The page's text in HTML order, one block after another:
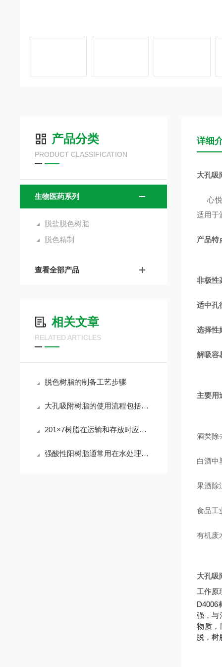
产品分类
PRODUCT CLASSIFICATION
生物医药系列
脱盐脱色树脂
脱色精制
查看全部产品
相关文章
RELATED ARTICLES
脱色树脂的制备工艺步骤
大孔吸附树脂的使用流程包括哪些步骤
201×7树脂在运输和存放时应以湿态保养
强酸性阳树脂通常用在水处理和化学过程等领域
详细
大孔吸
心悦
适用于
产品特
非极性
适中孔
选择性
解吸容
主要用
酒类除
白酒中
果酒除
食品工
有机废
大孔吸
工作原
D4006
强，与
物质，
脱，树